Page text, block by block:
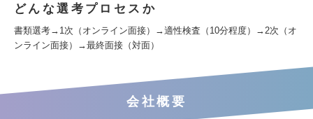
どんな選考プロセスか
書類選考→1次（オンライン面接）→適性検査（10分程度）→2次（オ
ンライン面接）→最終面接（対面）
会社概要